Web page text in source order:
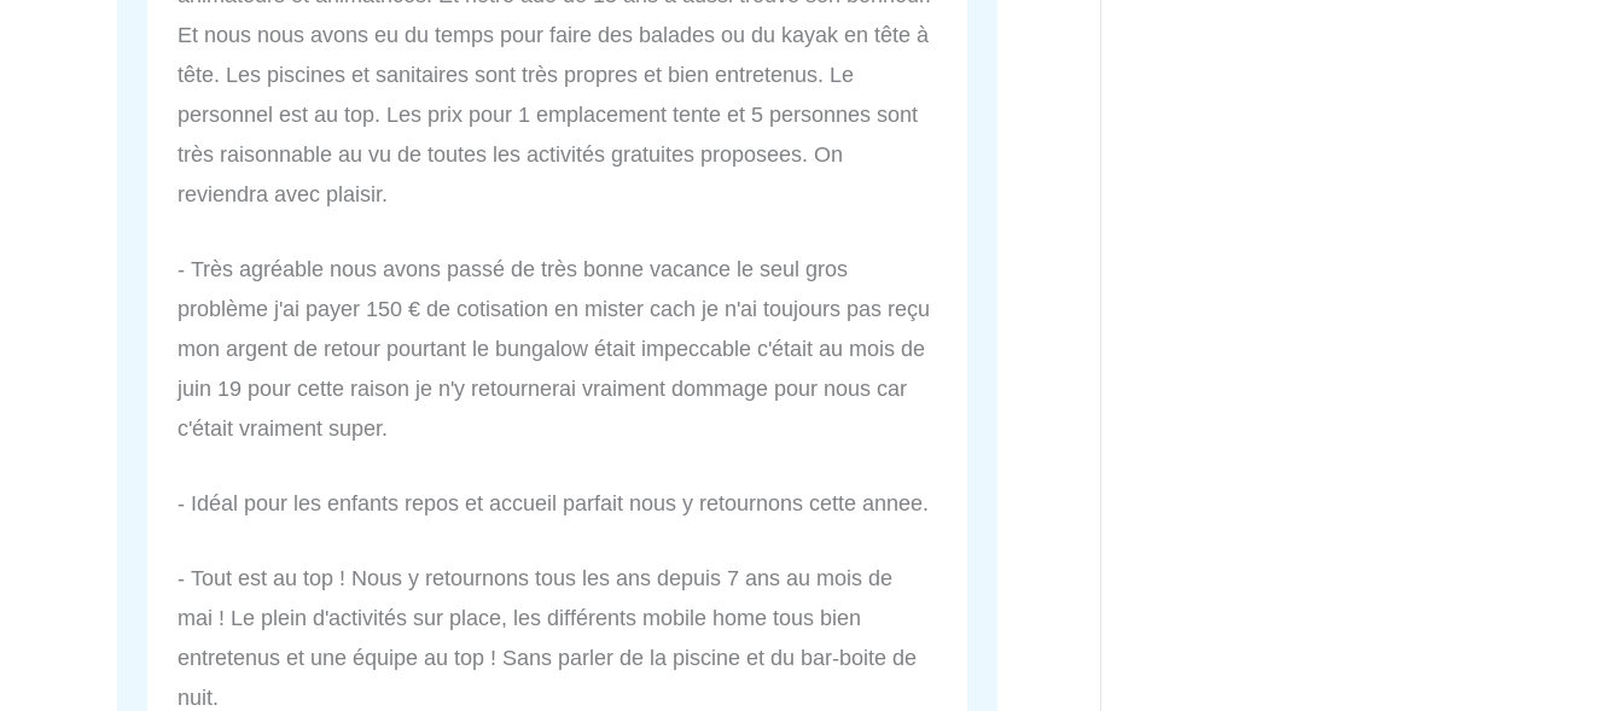
Et nous nous avons eu du temps pour faire des balades ou du kayak en tête à
tête. Les piscines et sanitaires sont très propres et bien entretenus. Le
personnel est au top. Les prix pour 1 emplacement tente et 5 personnes sont
très raisonnable au vu de toutes les activités gratuites proposees. On
reviendra avec plaisir.
- Très agréable nous avons passé de très bonne vacance le seul gros
problème j'ai payer 150 € de cotisation en mister cach je n'ai toujours pas reçu
mon argent de retour pourtant le bungalow était impeccable c'était au mois de
juin 19 pour cette raison je n'y retournerai vraiment dommage pour nous car
c'était vraiment super.
- Idéal pour les enfants repos et accueil parfait nous y retournons cette annee.
- Tout est au top ! Nous y retournons tous les ans depuis 7 ans au mois de
mai ! Le plein d'activités sur place, les différents mobile home tous bien
entretenus et une équipe au top ! Sans parler de la piscine et du bar-boite de
nuit.